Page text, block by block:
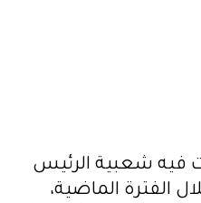
فيه شعبية الرئيس
الفترة الماضية،